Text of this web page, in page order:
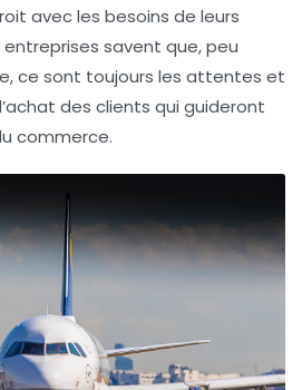
avec les besoins de leurs
savent que, peu
ce sont toujours les attentes et
des clients qui guideront
commerce.